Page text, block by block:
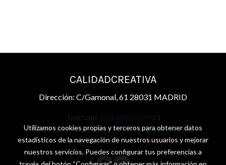
CALIDADCREATIVA
Dirección: C/Gamonal, 61 28031 MADRID
Teléfono:
|
Email:calidadcreativa@calidadcreativa.com
Utilizamos cookies propias y terceros para obtener datos
estadísticos de la navegación de nuestros usuarios y mejorar
nuestros servicios. Puedes configurar tus preferencias a